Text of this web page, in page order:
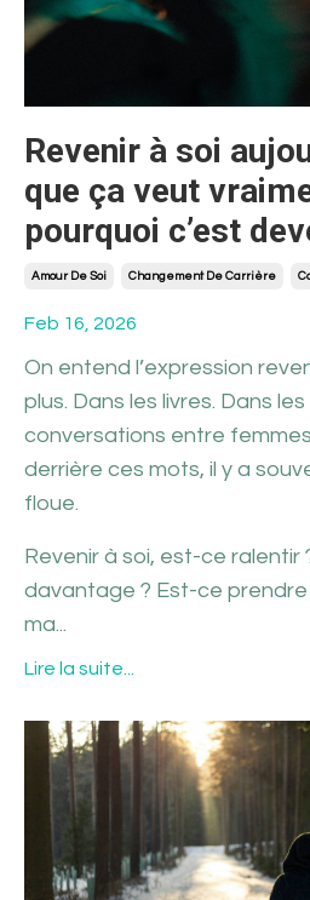
Revenir à soi
que ça veut
pourquoi c’est
Amour De Soi Changement De Carrière
Feb 16, 2026
On entend l’expression
plus. Dans les livres. Dans
conversations entre
derrière ces mots, il y a
floue.
Revenir à soi, est-ce ralentir
davantage ? Est-ce prendre
ma...
Lire la suite...